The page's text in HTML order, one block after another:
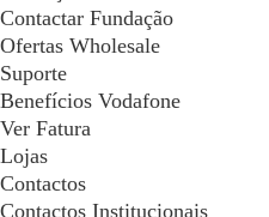
Contactar Fundação
Ofertas Wholesale
Suporte
Benefícios Vodafone
Ver Fatura
Lojas
Contactos
Contactos Institucionais